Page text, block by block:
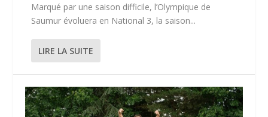
Marqué par une saison difficile, l’Olympique de
Saumur évoluera en National 3, la saison...
LIRE LA SUITE